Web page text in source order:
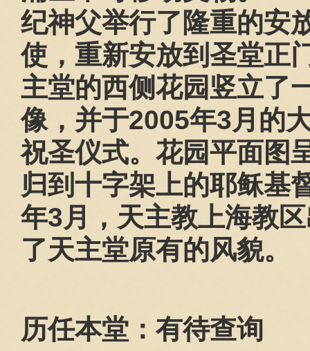
纪神父举行了隆重的安
使，重新安放到圣堂正
主堂的西侧花园竖立了
像，并于2005年3月的
祝圣仪式。花园平面图
归到十字架上的耶稣基
年3月，天主教上海教
了天主堂原有的风貌。
历任本堂：有待查询